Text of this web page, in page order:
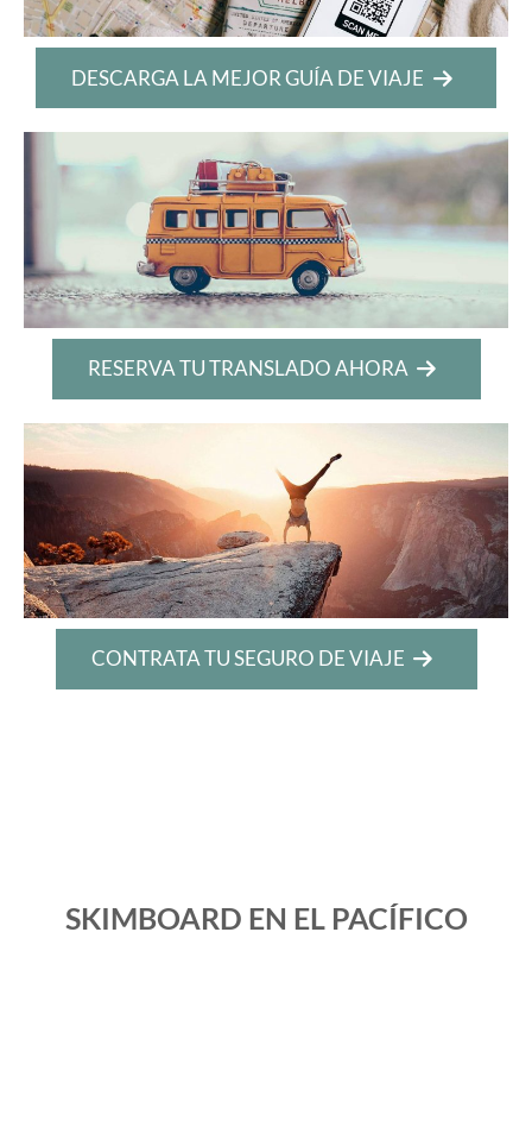
DESCARGA LA MEJOR GUÍA DE VIAJE
RESERVA TU TRANSLADO AHORA
CONTRATA TU SEGURO DE VIAJE
SKIMBOARD EN EL PACÍFICO